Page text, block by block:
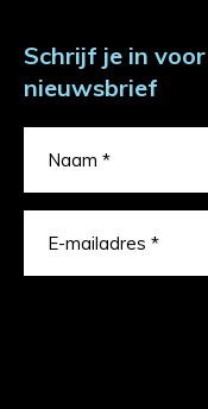
Schrijf je in
nieuwsbrief